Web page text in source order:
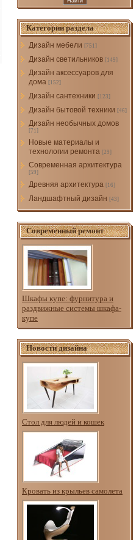
Категории раздела
Дизайн мебели [751]
Дизайн светильников [149]
Дизайн аксессуаров для
дома [152]
Дизайн сантехники [123]
Дизайн бытовой техники [46]
Дизайн необычных домов
[71]
Новые материалы и
технологии ремонта [29]
Современная архитектура
[59]
Древняя архитектура [16]
Ландшафтный дизайн [43]
Современный ремонт
Шкафы купе: фурнитура и
раздвижные системы шкафа-
купе
Новости дизайна
Стол для людей и кошек
Кровать из крыльев самолета